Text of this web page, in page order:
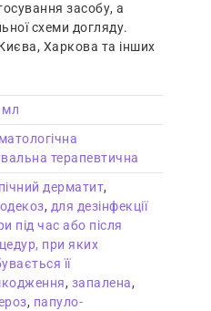
засобу, а
схеми догляду.
Харкова та інших
мл
терапевтична
дерматит,
, для дезінфекції
під час або після
при яких
її
, запалена,
, папуло-